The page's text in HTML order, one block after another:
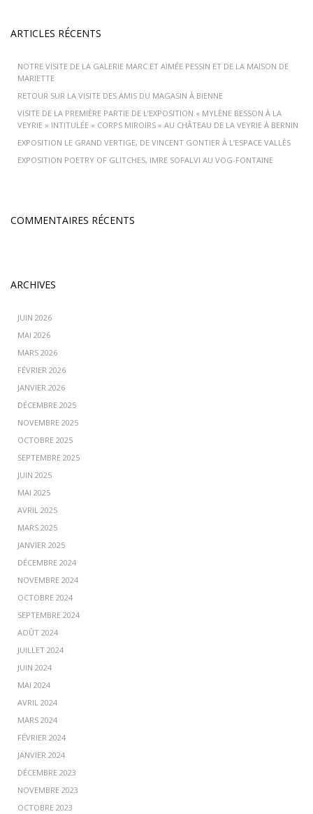
ARTICLES RÉCENTS
NOTRE VISITE DE LA GALERIE MARC ET AIMÉE PESSIN ET DE LA MAISON DE
MARIETTE
RETOUR SUR LA VISITE DES AMIS DU MAGASIN À BIENNE
VISITE DE LA PREMIÈRE PARTIE DE L’EXPOSITION « MYLÈNE BESSON À LA
VEYRIE » INTITULÉE « CORPS MIROIRS » AU CHÂTEAU DE LA VEYRIE À BERNIN
EXPOSITION LE GRAND VERTIGE, DE VINCENT GONTIER À L’ESPACE VALLÈS
EXPOSITION POETRY OF GLITCHES, IMRE SOFALVI AU VOG-FONTAINE
COMMENTAIRES RÉCENTS
ARCHIVES
JUIN 2026
MAI 2026
MARS 2026
FÉVRIER 2026
JANVIER 2026
DÉCEMBRE 2025
NOVEMBRE 2025
OCTOBRE 2025
SEPTEMBRE 2025
JUIN 2025
MAI 2025
AVRIL 2025
MARS 2025
JANVIER 2025
DÉCEMBRE 2024
NOVEMBRE 2024
OCTOBRE 2024
SEPTEMBRE 2024
AOÛT 2024
JUILLET 2024
JUIN 2024
MAI 2024
AVRIL 2024
MARS 2024
FÉVRIER 2024
JANVIER 2024
DÉCEMBRE 2023
NOVEMBRE 2023
OCTOBRE 2023